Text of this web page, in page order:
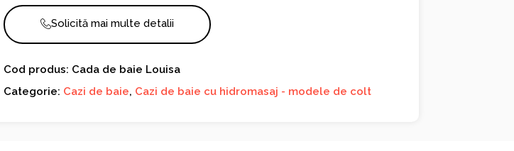
Solicită mai multe detalii
Cod produs: Cada de baie Louisa
Categorie: Cazi de baie, Cazi de baie cu hidromasaj - modele de colt